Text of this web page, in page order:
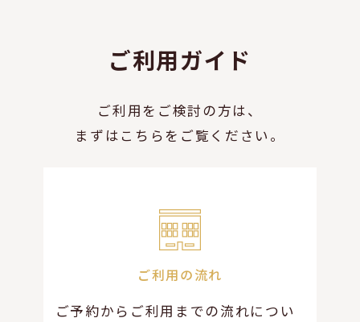
ご利用ガイド
ご利用をご検討の方は、
まずはこちらをご覧ください。
ご利用の流れ
ご予約からご利用までの流れについ